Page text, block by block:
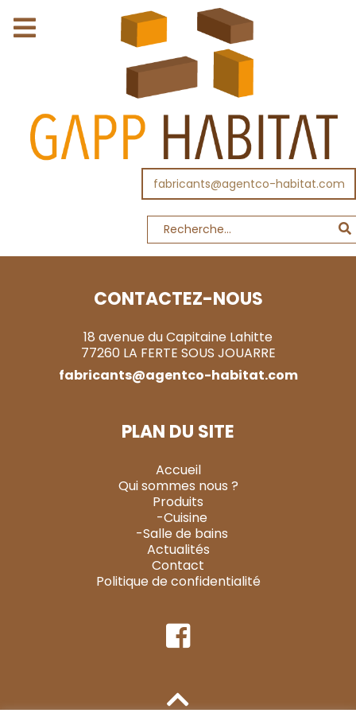
fabricants@agentco-habitat.com
CONTACTEZ-NOUS
18 avenue du Capitaine Lahitte
77260 LA FERTE SOUS JOUARRE
fabricants@agentco-habitat.com
PLAN DU SITE
Accueil
Qui sommes nous ?
Produits
-Cuisine
-Salle de bains
Actualités
Contact
Politique de confidentialité